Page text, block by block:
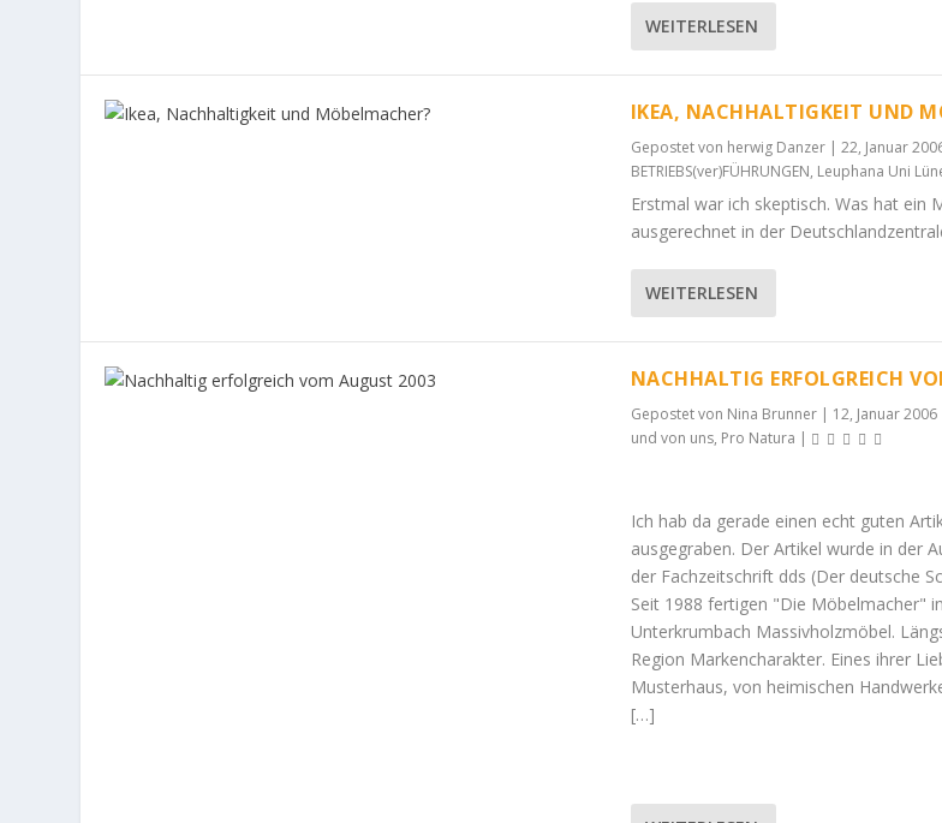
WEITERLESEN
IKEA, NACHHALTIGKEIT UND
Gepostet von herwig Danzer| 22, Januar
BETRIEBS(ver)FÜHRUNGEN, Leuphana Uni
Erstmal war ich skeptisch. Was hat ein
ausgerechnet in der
WEITERLESEN
NACHHALTIG ERFOLGREICH
Gepostet von Nina Brunner| 12, Januar 2006
und von uns, Pro Natura |
Ich hab da gerade einen echt guten
ausgegraben. Der Artikel wurde in der
der Fachzeitschrift dds (Der deutsche
Seit 1988 fertigen "Die Möbelmacher"
Unterkrumbach Massivholzmöbel.
Region Markencharakter. Eines ihrer
Musterhaus, von heimischen
[…]